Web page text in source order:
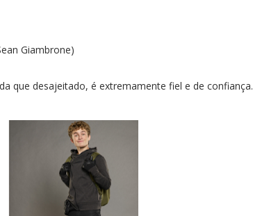
Giambrone)
que desajeitado, é extremamente fiel e de confiança.